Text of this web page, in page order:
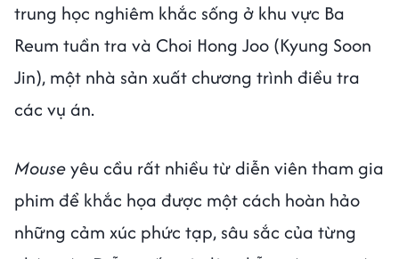
trung học nghiêm khắc sống ở khu vực Ba
Reum tuần tra và Choi Hong Joo (Kyung Soon
Jin), một nhà sản xuất chương trình điều tra
các vụ án.
Mouseyêu cầu rất nhiều từ diễn viên tham gia
phim để khắc họa được một cách hoàn hảo
những cảm xúc phức tạp, sâu sắc của từng